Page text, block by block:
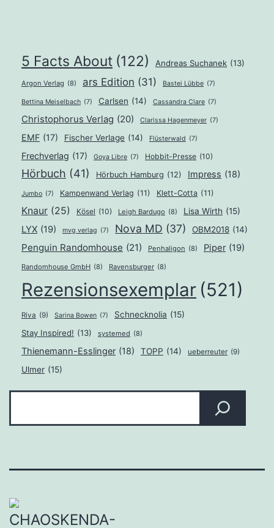
5 Facts About (122) Andreas Suchanek (13)
Argon Verlag (8) ars Edition (31) Bastei Lübbe (7)
Bettina Meiselbach (7) Carlsen (14) Cassandra Clare (7)
Christophorus Verlag (20) Clarissa Hagenmeyer (7)
EMF (17) Fischer Verlage (14) Flüsterwald (7)
Frechverlag (17) Goya Libre (7) Hobbit-Presse (10)
Hörbuch (41) Hörbuch Hamburg (12) Impress (18)
Jumbo (7) Kampenwand Verlag (11) Klett-Cotta (11)
Knaur (25) Kösel (10) Leigh Bardugo (8) Lisa Wirth (15)
LYX (19) mvg verlag (7) Nova MD (37) OBM2018 (14)
Penguin Randomhouse (21) Penhaligon (8) Piper (19)
Randomhouse GmbH (8) Ravensburger (8)
Rezensionsexemplar (521)
Riva (9) Sarina Bowen (7) Schnecknolia (15)
Stay Inspired! (13) systemed (8)
Thienemann-Esslinger (18) TOPP (14) ueberreuter (9)
Ulmer (15)